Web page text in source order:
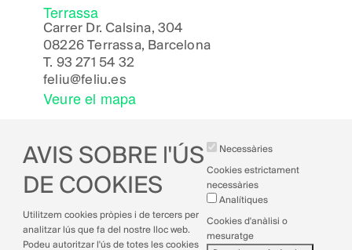
Terrassa
Carrer Dr. Calsina, 304
08226 Terrassa, Barcelona
T. 93 271 54 32
feliu@feliu.es
Veure el mapa
Avís legal
Política de cookies
AVIS SOBRE l'ÚS
DE COOKIES
Utilitzem cookies pròpies i de tercers per
analitzar lús que fa del nostre lloc web.
Podeu autoritzar l'ús de totes les cookies
Necessàries
Cookies estrictament
necessàries
Analítiques
Cookies d'anàlisi o
mesuratge